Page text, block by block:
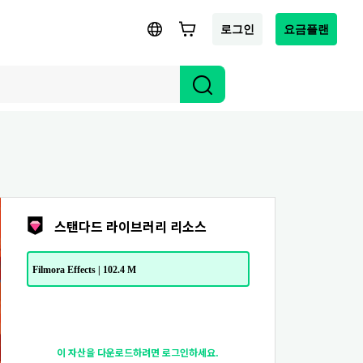
로그인 요금플랜
스탠다드 라이브러리 리소스
Filmora Effects | 102.4 M
이 자산을 다운로드하려면 로그인하세요.